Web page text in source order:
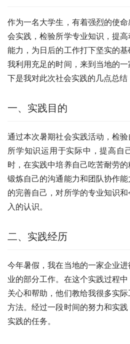
作为一名大学生，有着强烈的使
会实践，检验所学专业知识，提
能力，为日后的工作打下坚实的基
我利用充足的时间，来到当地的
下是我对此次社会实践的几点总结
一、实践目的
通过本次暑期社会实践活动，检
所学知识运用于实际中，提高自
时，在实践中培养自己吃苦耐劳的
锻炼自己的沟通能力和团队协作
的完善自己，对所学的专业知识
入的认识。
二、实践经历
今年暑假，我在当地的一家企业
业的部分工作。在这个实践过程
关心和帮助，他们教给我很多实
方法。经过一段时间的努力和实
实践的任务。